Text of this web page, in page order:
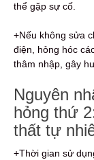
thể gặp sự cố.
+Nếu không sửa
điện, hỏng hóc
thâm nhập, gây
Nguyên
hỏng thứ
thất tự
+Thời gian sử